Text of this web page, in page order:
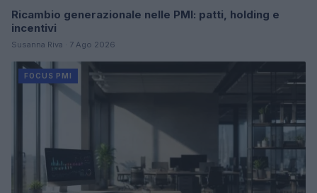
Ricambio generazionale nelle PMI: patti, holding e
incentivi
Susanna Riva · 7 Ago 2026
FOCUS PMI